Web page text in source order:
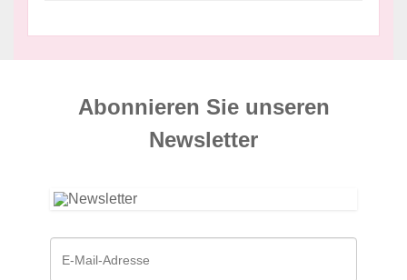
Abonnieren Sie unseren
News­letter